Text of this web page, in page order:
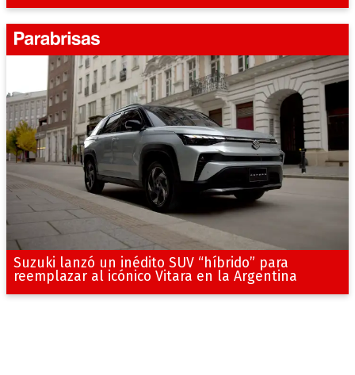
Suzuki lanzó un inédito SUV “híbrido” para
reemplazar al icónico Vitara en la Argentina